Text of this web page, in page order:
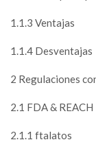
1.1.3 Ventajas
1.1.4 Desventajas
2 Regulaciones
2.1 FDA & REACH
2.1.1 ftalatos